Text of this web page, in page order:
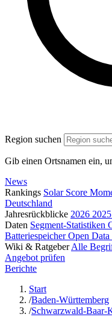
Region suchen
Gib einen Ortsnamen ein,
News
Rankings Solar Score
Deutschland
Jahresrückblicke 2026 2025
Daten Segment-Statistiken
BatteriespeicherOpen Data
Wiki & Ratgeber Alle
Angebot prüfen
Berichte
Start
/Baden-Württemberg
/Schwarzwald-Baar-